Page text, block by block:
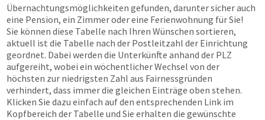
Übernachtungsmöglichkeiten gefunden, darunter sicher auch
eine Pension, ein Zimmer oder eine Ferienwohnung für Sie!
Sie können diese Tabelle nach Ihren Wünschen sortieren,
aktuell ist die Tabelle nach der Postleitzahl der Einrichtung
geordnet. Dabei werden die Unterkünfte anhand der PLZ
aufgereiht, wobei ein wöchentlicher Wechsel von der
höchsten zur niedrigsten Zahl aus Fairnessgründen
verhindert, dass immer die gleichen Einträge oben stehen.
Klicken Sie dazu einfach auf den entsprechenden Link im
Kopfbereich der Tabelle und Sie erhalten die gewünschte